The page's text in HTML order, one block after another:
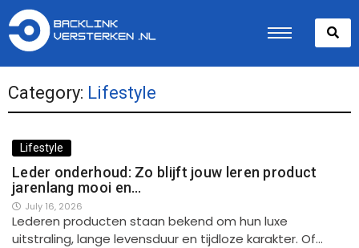
Category: Lifestyle
Lifestyle
Leder onderhoud: Zo blijft jouw leren product
jarenlang mooi en…
July 16, 2026
Lederen producten staan bekend om hun luxe
uitstraling, lange levensduur en tijdloze karakter. Of…